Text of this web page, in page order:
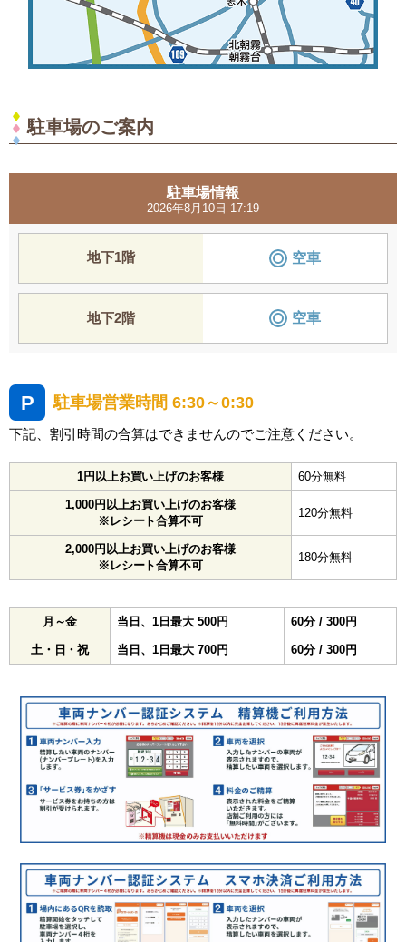
駐車場のご案内
駐車場情報
2026年8月10日 17:19
地下1階 空車
地下2階 空車
P 駐車場営業時間 6:30～0:30
下記、割引時間の合算はできませんのでご注意ください。
1円以上お買い上げのお客様 60分無料
1,000円以上お買い上げのお客様
※レシート合算不可
120分無料
2,000円以上お買い上げのお客様
※レシート合算不可
180分無料
月～金 当日、1日最大 500円 60分 / 300円
土・日・祝 当日、1日最大 700円 60分 / 300円